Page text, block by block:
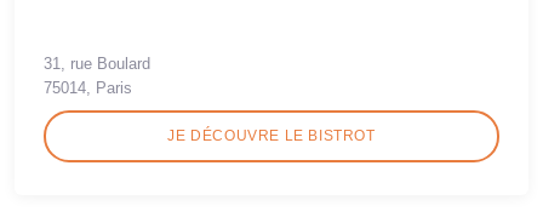
31, rue Boulard
75014, Paris
JE DÉCOUVRE LE BISTROT